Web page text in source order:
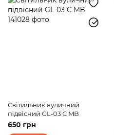
Світильник вуличний
підвісний GL-03 C MB
650 грн